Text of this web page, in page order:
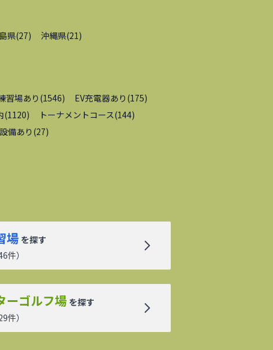
県(27) 沖縄県(21)
習場あり (1546) EV充電器あり (175)
(1120) トーナメントコース(144)
備あり (27)
場 を探す
件）
ーゴルフ場 を探す
件）